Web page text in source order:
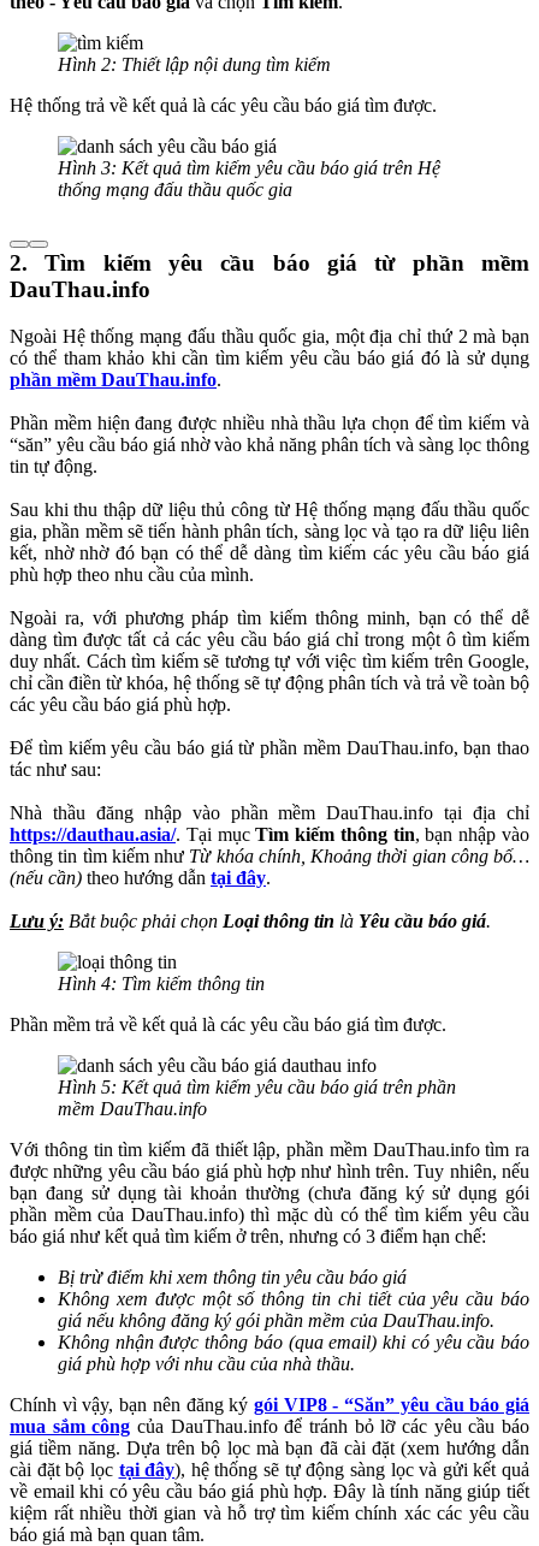
Hình 2: Thiết lập nội dung tìm kiếm
Hệ thống trả về kết quả là các yêu cầu báo giá tìm được.
Hình 3: Kết quả tìm kiếm yêu cầu báo giá trên Hệ
thống mạng đấu thầu quốc gia
2. Tìm kiếm yêu cầu báo giá từ phần mềm
DauThau.info
Ngoài Hệ thống mạng đấu thầu quốc gia, một địa chỉ thứ 2 mà bạn
có thể tham khảo khi cần tìm kiếm yêu cầu báo giá đó là sử dụng
phần mềm DauThau.info.
Phần mềm hiện đang được nhiều nhà thầu lựa chọn để tìm kiếm và
“săn” yêu cầu báo giá nhờ vào khả năng phân tích và sàng lọc thông
tin tự động.
Sau khi thu thập dữ liệu thủ công từ Hệ thống mạng đấu thầu quốc
gia, phần mềm sẽ tiến hành phân tích, sàng lọc và tạo ra dữ liệu liên
kết, nhờ nhờ đó bạn có thể dễ dàng tìm kiếm các yêu cầu báo giá
phù hợp theo nhu cầu của mình.
Ngoài ra, với phương pháp tìm kiếm thông minh, bạn có thể dễ
dàng tìm được tất cả các yêu cầu báo giá chỉ trong một ô tìm kiếm
duy nhất. Cách tìm kiếm sẽ tương tự với việc tìm kiếm trên Google,
chỉ cần điền từ khóa, hệ thống sẽ tự động phân tích và trả về toàn bộ
các yêu cầu báo giá phù hợp.
Để tìm kiếm yêu cầu báo giá từ phần mềm DauThau.info, bạn thao
tác như sau:
Nhà thầu đăng nhập vào phần mềm DauThau.info tại địa chỉ
https://dauthau.asia/. Tại mụcTìm kiếm thông tin, bạn nhập vào
thông tin tìm kiếm như Từ khóa chính, Khoảng thời gian công bố…
(nếu cần) theo hướng dẫn tại đây.
Lưu ý: Bắt buộc phải chọn Loại thông tin là Yêu cầu báo giá.
Hình 4: Tìm kiếm thông tin
Phần mềm trả về kết quả là các yêu cầu báo giá tìm được.
Hình 5: Kết quả tìm kiếm yêu cầu báo giá trên phần
mềm DauThau.info
Với thông tin tìm kiếm đã thiết lập, phần mềm DauThau.info tìm ra
được những yêu cầu báo giá phù hợp như hình trên. Tuy nhiên, nếu
bạn đang sử dụng tài khoản thường (chưa đăng ký sử dụng gói
phần mềm của DauThau.info) thì mặc dù có thể tìm kiếm yêu cầu
báo giá như kết quả tìm kiếm ở trên, nhưng có 3 điểm hạn chế:
Bị trừ điểm khi xem thông tin yêu cầu báo giá
Không xem được một số thông tin chi tiết của yêu cầu báo
giá nếu không đăng ký gói phần mềm của DauThau.info.
Không nhận được thông báo (qua email) khi có yêu cầu báo
giá phù hợp với nhu cầu của nhà thầu.
Chính vì vậy, bạn nên đăng ký gói VIP8 - “Săn” yêu cầu báo giá
mua sắm công của DauThau.info để tránh bỏ lỡ các yêu cầu báo
giá tiềm năng. Dựa trên bộ lọc mà bạn đã cài đặt (xem hướng dẫn
cài đặt bộ lọc tại đây), hệ thống sẽ tự động sàng lọc và gửi kết quả
về email khi có yêu cầu báo giá phù hợp. Đây là tính năng giúp tiết
kiệm rất nhiều thời gian và hỗ trợ tìm kiếm chính xác các yêu cầu
báo giá mà bạn quan tâm.